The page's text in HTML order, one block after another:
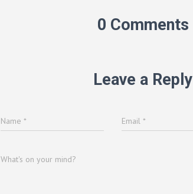
0 Comments
Leave a Reply
Name * Email*
What's on your mind?